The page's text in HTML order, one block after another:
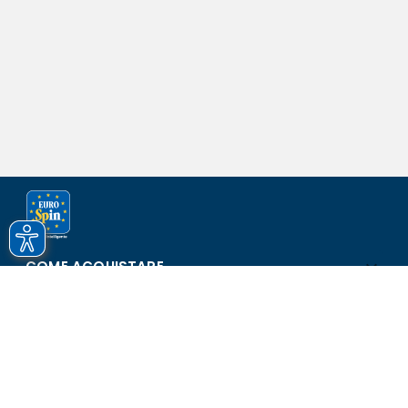
COME ACQUISTARE